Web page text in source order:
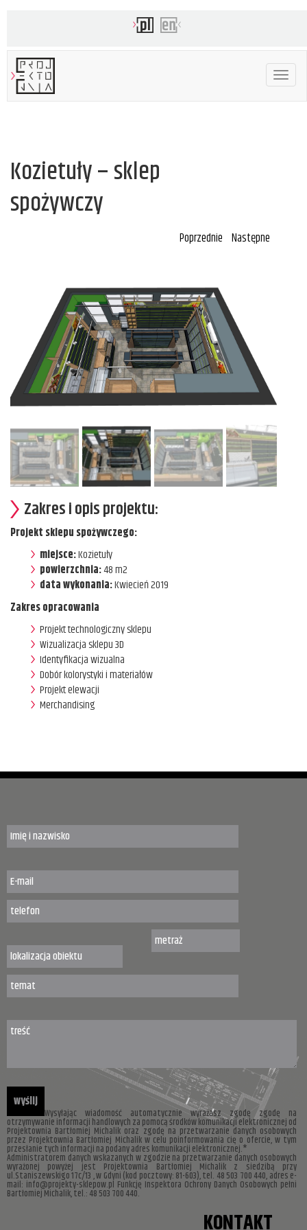
Toggle
Kozietuły – sklep
spożywczy
Poprzednie Następne
Zakres i opis projektu:
Projekt sklepu spożywczego:
miejsce:Kozietuły
powierzchnia:48 m2
data wykonania:Kwiecień 2019
Zakres opracowania
Projekt technologiczny sklepu
Wizualizacja sklepu 3D
Identyfikacja wizualna
Dobór kolorystyki i materiałów
Projekt elewacji
Merchandising
Wysyłając wiadomość automatycznie wyrażasz zgodę zgodę na
otrzymywanie informacji handlowych za pomocą środków komunikacji elektronicznej od
Projektownia Bartłomiej Michalik oraz zgodę na przetwarzanie danych osobowych
przez Projektownia Bartłomiej Michalik w celu poinformowania cię o ofercie, w tym
przesłanie tych informacji na podany adres komunikacji elektronicznej.*
Administratorem danych wskazanych w zgodzie na przetwarzanie danych osobowych
wyrażonej powyżej jest Projektownia Bartłomiej Michalik z siedzibą przy
ul.Staniszewskigo 17c/13 , w Gdyni (kod pocztowy: 81-603), tel. 48 503 700 440, adres e-
mail: info@projekty-sklepow.pl Funkcję Inspektora Ochrony Danych Osobowych pełni
Bartłomiej Michalik, tel.: 48 503 700 440.
KONTAKT